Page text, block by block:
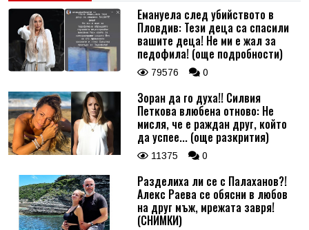
Емануела след убийството в
Пловдив: Тези деца са спасили
вашите деца! Не ми е жал за
педофила! (още подробности)
79576 0
Зоран да го духа!! Силвия
Петкова влюбена отново: Не
мисля, че е раждан друг, който
да успее... (още разкрития)
11375 0
Разделиха ли се с Палаханов?!
Алекс Раева се обясни в любов
на друг мъж, мрежата завря!
(СНИМКИ)